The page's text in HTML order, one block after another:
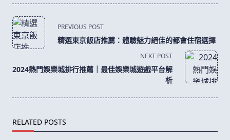
<span
class="nav-
subtitle
reader-
PREVIOUS POST
精選東京飯店推薦：體驗魅力絕佳的都會住宿選擇
NEXT POST
2024熱門娛樂城排行推薦｜最佳娛樂城遊戲平台解
析
RELATED POSTS